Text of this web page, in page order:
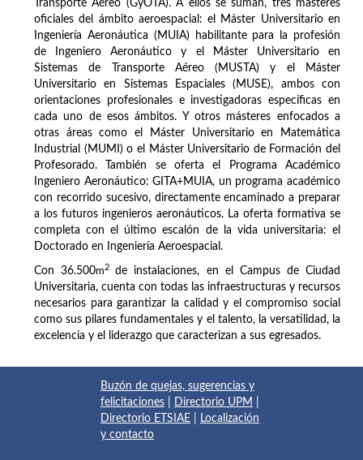
Transporte Aéreo (GyOTA). A ellos se suman, tres másteres
oficiales del ámbito aeroespacial: el Máster Universitario en
Ingeniería Aeronáutica (MUIA) habilitante para la profesión
de Ingeniero Aeronáutico y el Máster Universitario en
Sistemas de Transporte Aéreo (MUSTA) y el Máster
Universitario en Sistemas Espaciales (MUSE), ambos con
orientaciones profesionales e investigadoras específicas en
cada uno de esos ámbitos. Y otros másteres enfocados a
otras áreas como el Máster Universitario en Matemática
Industrial (MUMI) o el Máster Universitario de Formación del
Profesorado. También se oferta el Programa Académico
Ingeniero Aeronáutico: GITA+MUIA, un programa académico
con recorrido sucesivo, directamente encaminado a preparar
a los futuros ingenieros aeronáuticos. La oferta formativa se
completa con el último escalón de la vida universitaria: el
Doctorado en Ingeniería Aeroespacial.
Con 36.500m2
de instalaciones, en el Campus de Ciudad
Universitaria, cuenta con todas las infraestructuras y recursos
necesarios para garantizar la calidad y el compromiso social
como sus pilares fundamentales y el talento, la versatilidad, la
excelencia y el liderazgo que caracterizan a sus egresados.
Buzón de quejas, sugerencias y
felicitaciones
Directorio UPM
Directorio ETSIAE
Localización
y contacto